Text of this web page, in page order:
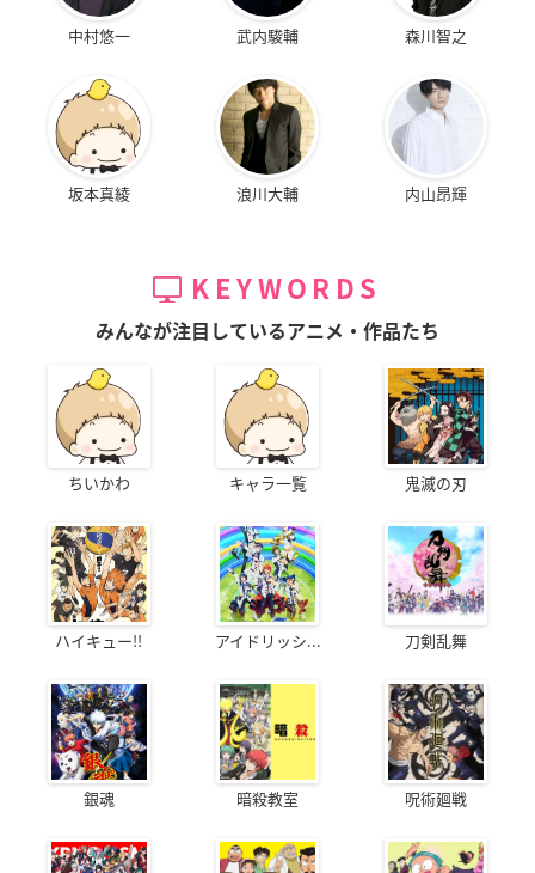
中村悠一 武内駿輔 森川智之
坂本真綾 浪川大輔 内山昂輝
KEYWORDS
みんなが注目しているアニメ・作品たち
ちいかわ キャラ一覧 鬼滅の刃
ハイキュー!! アイドリッシ... 刀剣乱舞
銀魂 暗殺教室 呪術廻戦